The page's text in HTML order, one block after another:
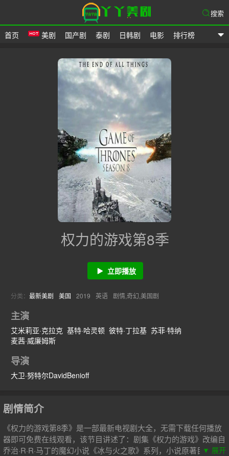
首页 美剧 国产剧 泰剧 日韩剧 电影 排行榜
搜索
权力的游戏第8季
立即播放
分类： 最新美剧 美国 2019 英语 剧情,奇幻,美国剧
主演
艾米莉亚·克拉克 基特·哈灵顿 彼特·丁拉基 苏菲·特纳
麦茜·威廉姆斯
导演
大卫·努特尔DavidBenioff
剧情简介
《权力的游戏第8季》是一部最新电视剧大全，无需下载任何播放
器即可免费在线观看，该节目讲述了：剧集《权力的游戏》改编自
乔治·R·R·马丁的魔幻小说《冰与火之歌》系列，小说原著目前仍
▼ 展开